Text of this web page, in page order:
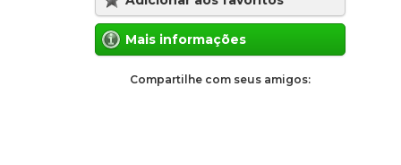
Mais informações
Compartilhe com seus amigos: